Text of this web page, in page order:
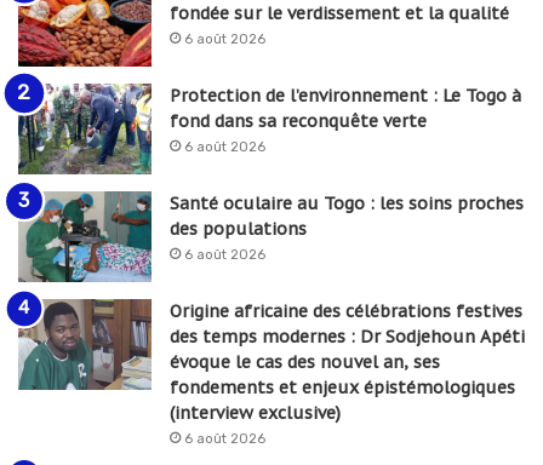
fondée sur le verdissement et la qualité
6 août 2026
Protection de l’environnement : Le Togo à
fond dans sa reconquête verte
6 août 2026
Santé oculaire au Togo : les soins proches
des populations
6 août 2026
Origine africaine des célébrations festives
des temps modernes : Dr Sodjehoun Apéti
évoque le cas des nouvel an, ses
fondements et enjeux épistémologiques
(interview exclusive)
6 août 2026